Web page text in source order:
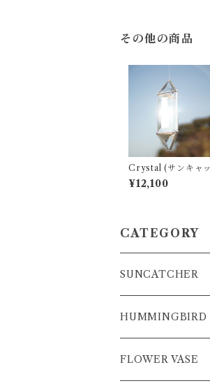
その他の商品
Crystal (サンキャッ
チャー ・ ウォーター
プリズム)
¥12,100
CATEGORY
SUNCATCHER
P-rhythm
3D Suncatcher
HUMMINGBIRD
FLOWER VASE